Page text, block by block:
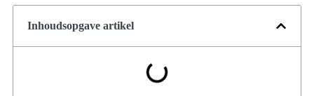
Inhoudsopgave artikel